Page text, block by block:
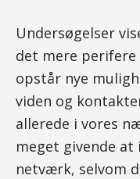
Undersøgelser
det mere
opstår nye
viden og
allerede i vores
meget givende
netværk, selvom